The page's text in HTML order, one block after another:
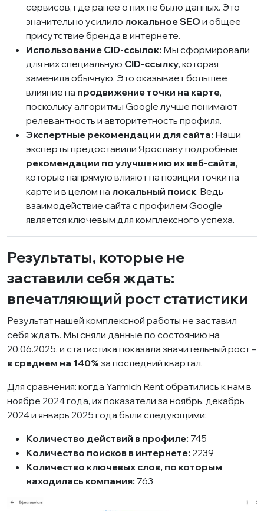
сервисов, где ранее о них не было данных. Это
значительно усилило локальное SEOи общее
присутствие бренда в интернете.
Использование CID-ссылок: Мы сформировали
для них специальную CID-ссылку, которая
заменила обычную. Это оказывает большее
влияние на продвижение точки на карте,
поскольку алгоритмы Google лучше понимают
релевантность и авторитетность профиля.
Экспертные рекомендации для сайта: Наши
эксперты предоставили Ярославу подробные
рекомендации по улучшению их веб-сайта,
которые напрямую влияют на позиции точки на
карте и в целом на локальный поиск. Ведь
взаимодействие сайта с профилем Google
является ключевым для комплексного успеха.
Результаты, которые не
заставили себя ждать:
впечатляющий рост статистики
Результат нашей комплексной работы не заставил
себя ждать. Мы сняли данные по состоянию на
20.06.2025, и статистика показала значительный рост –
в среднем на 140% за последний квартал.
Для сравнения: когда Yarmich Rent обратились к нам в
ноябре 2024 года, их показатели за ноябрь, декабрь
2024 и январь 2025 года были следующими:
Количество действий в профиле: 745
Количество поисков в интернете: 2239
Количество ключевых слов, по которым
находилась компания: 763